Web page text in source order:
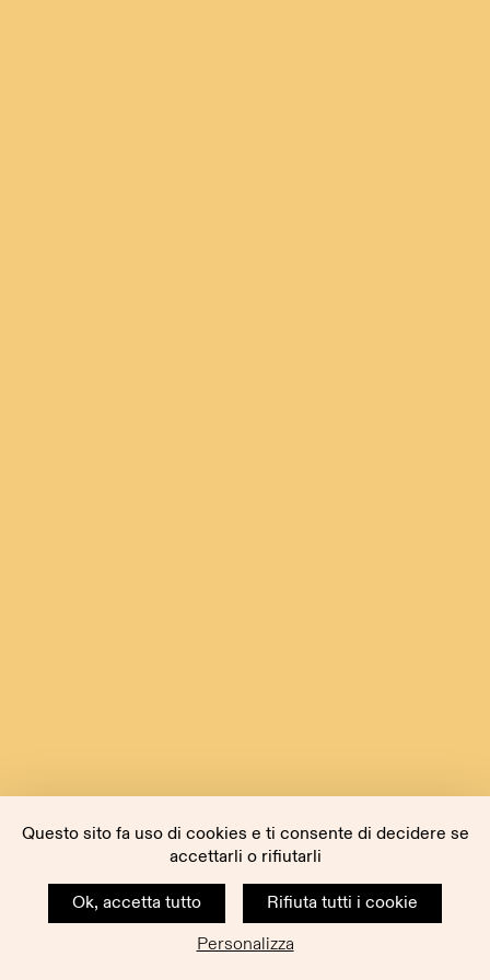
Questo sito fa uso di cookies e ti consente di decidere se
accettarli o rifiutarli
Ok, accetta tutto
Rifiuta tutti i cookie
Personalizza